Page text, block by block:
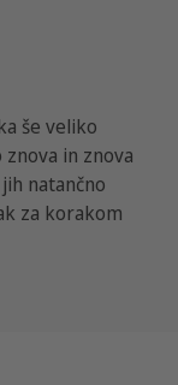
še veliko
in znova
natančno
za korakom